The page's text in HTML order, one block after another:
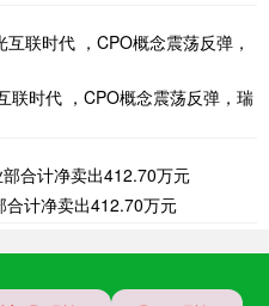
联时代 ，CPO概念震荡反弹，瑞
合计净卖出412.70万元